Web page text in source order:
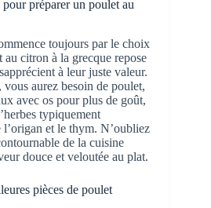
préparer un poulet au
toujours par le choix
citron à la grecque repose
à leur juste valeur.
vous aurez besoin de poulet,
avec os pour plus de goût,
typiquement
l’origan et le thym. N’oubliez
de la cuisine
douce et veloutée au plat.
pièces de poulet